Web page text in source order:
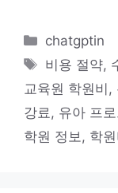
카
테
리
chatgptin
태
그
비용 절약,
교육원 학원비 ,
강료, 유아 프
학원 정보, 학